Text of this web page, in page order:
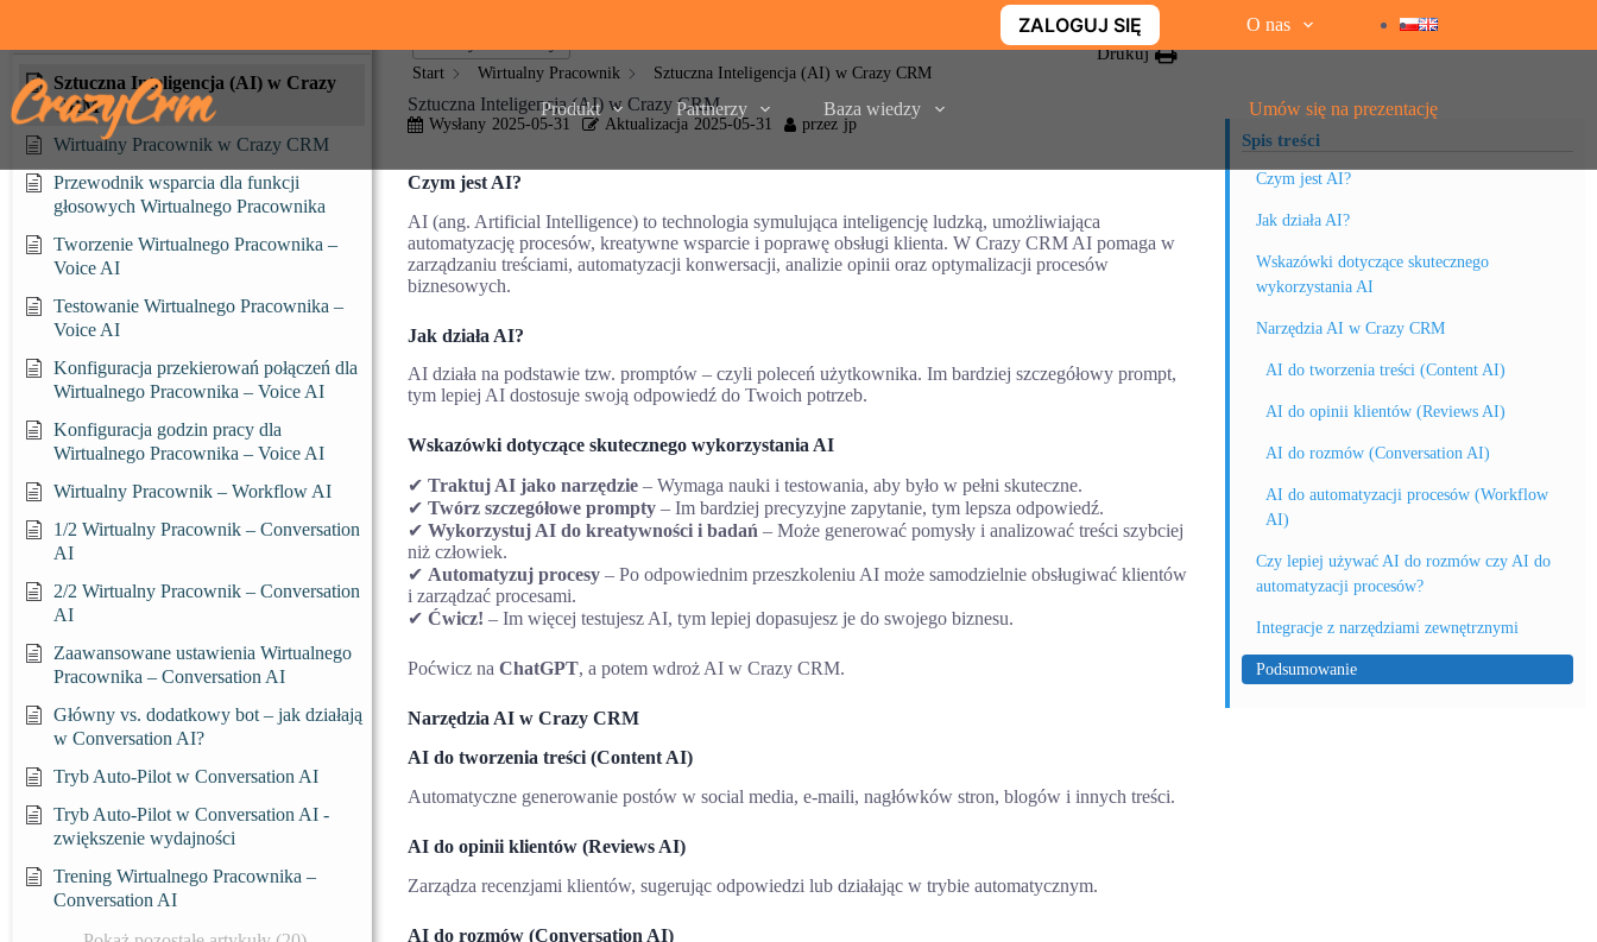
treści
ZALOGUJ SIĘ O nas
Produkt Partnerzy Baza wiedzy Umów się na prezentację
Sztuczna Inteligencja (AI) w Crazy
CRM
Wirtualny Pracownik w Crazy CRM
Przewodnik wsparcia dla funkcji
głosowych Wirtualnego Pracownika
Tworzenie Wirtualnego Pracownika –
Voice AI
Testowanie Wirtualnego Pracownika –
Voice AI
Konfiguracja przekierowań połączeń dla
Wirtualnego Pracownika – Voice AI
Konfiguracja godzin pracy dla
Wirtualnego Pracownika – Voice AI
Wirtualny Pracownik – Workflow AI
1/2 Wirtualny Pracownik – Conversation
AI
2/2 Wirtualny Pracownik – Conversation
AI
Zaawansowane ustawienia Wirtualnego
Pracownika – Conversation AI
Główny vs. dodatkowy bot – jak działają
w Conversation AI?
Tryb Auto-Pilot w Conversation AI
Tryb Auto-Pilot w Conversation AI -
zwiększenie wydajności
Trening Wirtualnego Pracownika –
Conversation AI
Start
Wirtualny Pracownik Sztuczna Inteligencja (AI) w Crazy CRM
Drukuj
Sztuczna Inteligencja (AI) w Crazy CRM
Wysłany 2025-05-31 Aktualizacja 2025-05-31 przez jp
Czym jest AI?
AI (ang. Artificial Intelligence) to technologia symulująca inteligencję ludzką, umożliwiająca
automatyzację procesów, kreatywne wsparcie i poprawę obsługi klienta. W Crazy CRM AI pomaga w
zarządzaniu treściami, automatyzacji konwersacji, analizie opinii oraz optymalizacji procesów
biznesowych.
Jak działa AI?
AI działa na podstawie tzw. promptów – czyli poleceń użytkownika. Im bardziej szczegółowy prompt,
tym lepiej AI dostosuje swoją odpowiedź do Twoich potrzeb.
Wskazówki dotyczące skutecznego wykorzystania AI
✔ Traktuj AI jako narzędzie– Wymaga nauki i testowania, aby było w pełni skuteczne.
✔ Twórz szczegółowe prompty– Im bardziej precyzyjne zapytanie, tym lepsza odpowiedź.
✔ Wykorzystuj AI do kreatywności i badań – Może generować pomysły i analizować treści szybciej
niż człowiek.
✔ Automatyzuj procesy– Po odpowiednim przeszkoleniu AI może samodzielnie obsługiwać klientów
i zarządzać procesami.
✔ Ćwicz! – Im więcej testujesz AI, tym lepiej dopasujesz je do swojego biznesu.
Poćwicz na ChatGPT, a potem wdroż AI w Crazy CRM.
Narzędzia AI w Crazy CRM
AI do tworzenia treści (Content AI)
Automatyczne generowanie postów w social media, e-maili, nagłówków stron, blogów i innych treści.
AI do opinii klientów (Reviews AI)
Zarządza recenzjami klientów, sugerując odpowiedzi lub działając w trybie automatycznym.
AI do rozmów (Conversation AI)
Spis treści
Czym jest AI?
Jak działa AI?
Wskazówki dotyczące skutecznego
wykorzystania AI
Narzędzia AI w Crazy CRM
AI do tworzenia treści (Content AI)
AI do opinii klientów (Reviews AI)
AI do rozmów (Conversation AI)
AI do automatyzacji procesów (Workflow
AI)
Czy lepiej używać AI do rozmów czy AI do
automatyzacji procesów?
Integracje z narzędziami zewnętrznymi
Podsumowanie